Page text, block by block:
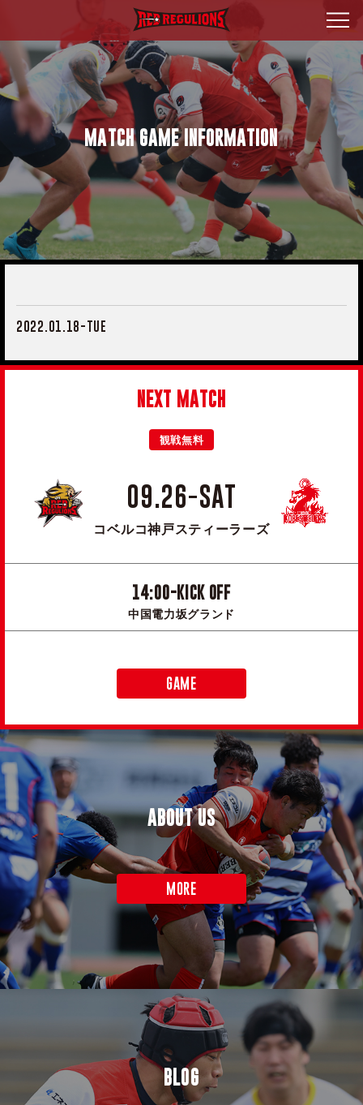
MATCH GAME INFORMATION
2022.01.18-TUE
NEXT MATCH
観戦無料
09.26-SAT
コベルコ神戸スティーラーズ
14:00-KICK OFF
中国電力坂グランド
GAME
ABOUT US
MORE
BLOG